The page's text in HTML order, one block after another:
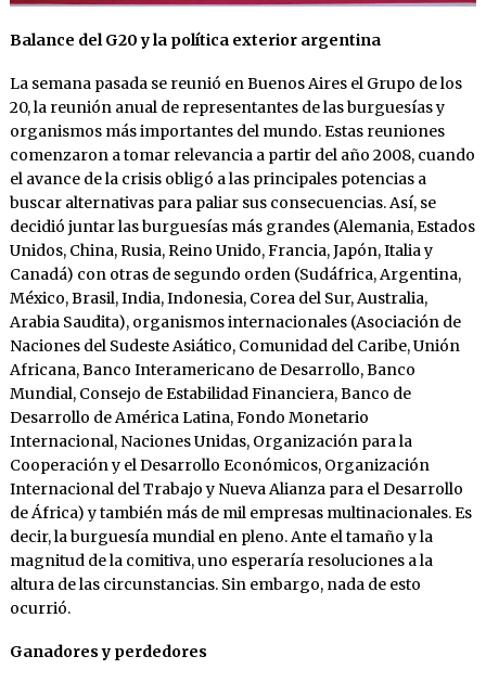
Balance del G20 y la política exterior argentina
La semana pasada se reunió en Buenos Aires el Grupo de los
20, la reunión anual de representantes de las burguesías y
organismos más importantes del mundo. Estas reuniones
comenzaron a tomar relevancia a partir del año 2008, cuando
el avance de la crisis obligó a las principales potencias a
buscar alternativas para paliar sus consecuencias. Así, se
decidió juntar las burguesías más grandes (Alemania, Estados
Unidos, China, Rusia, Reino Unido, Francia, Japón, Italia y
Canadá) con otras de segundo orden (Sudáfrica, Argentina,
México, Brasil, India, Indonesia, Corea del Sur, Australia,
Arabia Saudita), organismos internacionales (Asociación de
Naciones del Sudeste Asiático, Comunidad del Caribe, Unión
Africana, Banco Interamericano de Desarrollo, Banco
Mundial, Consejo de Estabilidad Financiera, Banco de
Desarrollo de América Latina, Fondo Monetario
Internacional, Naciones Unidas, Organización para la
Cooperación y el Desarrollo Económicos, Organización
Internacional del Trabajo y Nueva Alianza para el Desarrollo
de África) y también más de mil empresas multinacionales. Es
decir, la burguesía mundial en pleno. Ante el tamaño y la
magnitud de la comitiva, uno esperaría resoluciones a la
altura de las circunstancias. Sin embargo, nada de esto
ocurrió.
Ganadores y perdedores